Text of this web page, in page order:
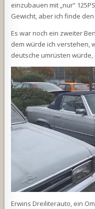
einzubauen mit „nur“
Gewicht, aber ich finde
Es war noch ein zweiter
dem würde ich verstehen,
deutsche umrüsten würde,
Erwins Dreiliterauto, ein